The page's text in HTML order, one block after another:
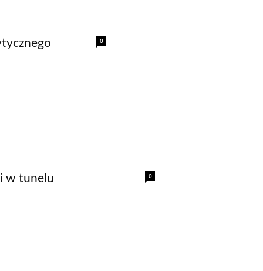
0
0
w tunelu